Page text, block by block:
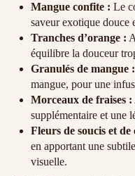
Mangue confite : Le
saveur exotique douce
Tranches d’orange :
équilibre la douceur
Granulés de mangue :
mangue, pour une
Morceaux de fraises :
supplémentaire et une
Fleurs de soucis et
en apportant une
visuelle.